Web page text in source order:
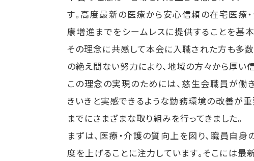
す。高度最新の医療から安心信頼の在宅医療
康増進までをシームレスに提供することを基本
その理念に共感して本会に入職された方も多数
の絶え間ない努力により、地域の方々から厚い
この理念の実現のためには、慈生会職員が働
きいきと実感できるような勤務環境の改善が
までにさまざまな取り組みを行ってきました。
まずは、医療・介護の質向上を図り、職員自
度を上げることに注力しています。そこには最